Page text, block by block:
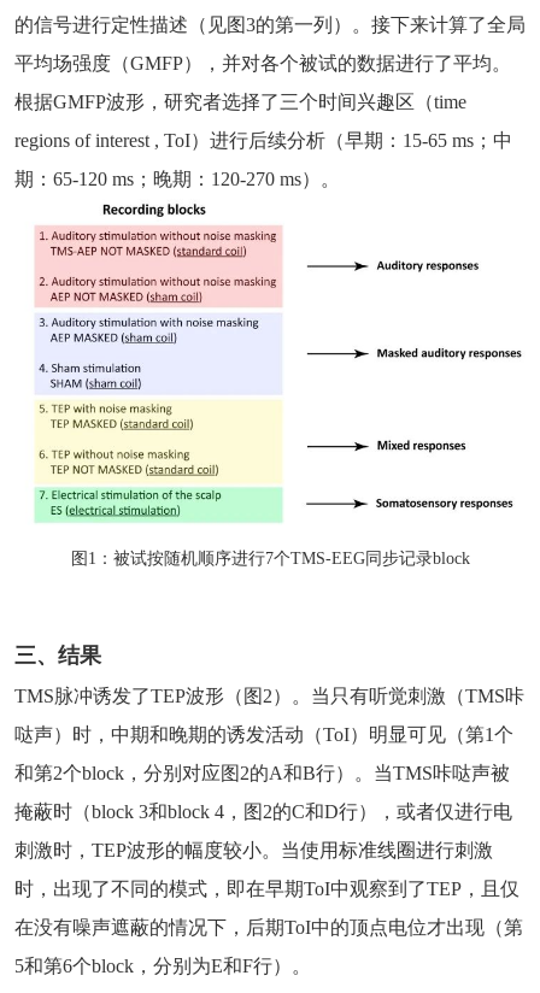
的信号进行定性描述（见图3的第一列）。接下来计算了全局
平均场强度（GMFP），并对各个被试的数据进行了平均。
根据GMFP波形，研究者选择了三个时间兴趣区（time
regions of interest , ToI）进行后续分析（早期：15-65 ms；中
期：65-120 ms；晚期：120-270 ms）。
图1：被试按随机顺序进行7个TMS-EEG同步记录block
三、结果
TMS脉冲诱发了TEP波形（图2）。当只有听觉刺激（TMS咔
哒声）时，中期和晚期的诱发活动（ToI）明显可见（第1个
和第2个block，分别对应图2的A和B行）。当TMS咔哒声被
掩蔽时（block 3和block 4，图2的C和D行），或者仅进行电
刺激时，TEP波形的幅度较小。当使用标准线圈进行刺激
时，出现了不同的模式，即在早期ToI中观察到了TEP，且仅
在没有噪声遮蔽的情况下，后期ToI中的顶点电位才出现（第
5和第6个block，分别为E和F行）。